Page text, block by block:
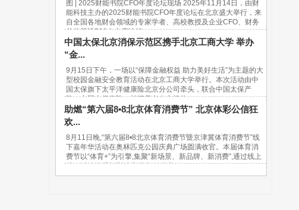
图 | 2025财能书院CFO年度论坛现场 2025年11月14日，由财
能科技主办的2025财能书院CFO年度论坛在北京盛大举行，来
自全国各地财会领域的专家学者、高校教授及企业CFO、财务
总监等近500人出席论坛。...
中国太保北京消保示范区携手北京工商大学 举办
“金...
9月15日下午，一场以“保障金融权益 助力美好生活”为主题的大
型校园金融安全教育活动在北京工商大学举行。本次活动由中
国太保旗下太平洋健康险北京分公司牵头，联合中国太保产
险、中国太保寿险、长江养老在京机构...
助燃“第六届8•8北京体育消费节” 北京体彩公信狂
欢...
8月11日晚,“第六届8•8北京体育消费节暨京津冀体育消费节”线
下嘉年华活动在奥林匹克公园庆典广场圆满收官。本届体育消
费节以“体育+”为引擎,集聚“新场景、新品牌、新消费”,通过线上
线下活动挖掘新型消费潜力,链接美...